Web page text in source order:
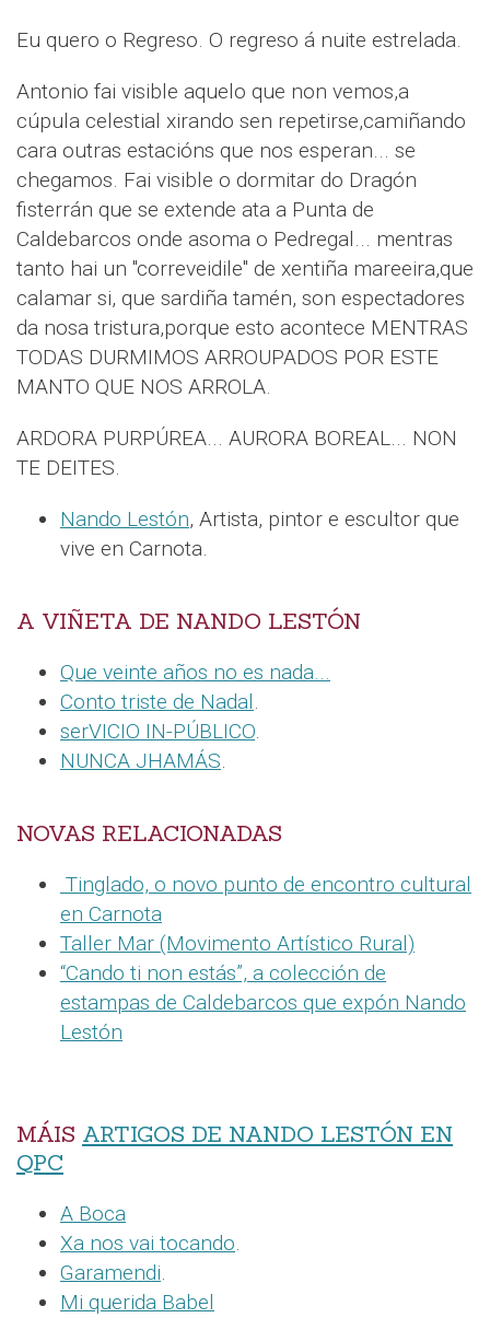
Eu quero o Regreso. O regreso á nuite estrelada.
Antonio fai visible aquelo que non vemos,a
cúpula celestial xirando sen repetirse,camiñando
cara outras estacións que nos esperan... se
chegamos. Fai visible o dormitar do Dragón
fisterrán que se extende ata a Punta de
Caldebarcos onde asoma o Pedregal... mentras
tanto hai un "correveidile" de xentiña mareeira,que
calamar si, que sardiña tamén, son espectadores
da nosa tristura,porque esto acontece MENTRAS
TODAS DURMIMOS ARROUPADOS POR ESTE
MANTO QUE NOS ARROLA.
ARDORA PURPÚREA... AURORA BOREAL... NON
TE DEITES.
Nando Lestón, Artista, pintor e escultor que
vive en Carnota.
A VIÑETA DE NANDO LESTÓN
Que veinte años no es nada...
Conto triste de Nadal.
serVICIO IN-PÚBLICO.
NUNCA JHAMÁS.
NOVAS RELACIONADAS
Tinglado, o novo punto de encontro cultural
en Carnota
Taller Mar (Movimento Artístico Rural)
“Cando ti non estás”, a colección de
estampas de Caldebarcos que expón Nando
Lestón
MÁIS ARTIGOS DE NANDO LESTÓN EN
QPC
A Boca
Xa nos vai tocando.
Garamendi.
Mi querida Babel